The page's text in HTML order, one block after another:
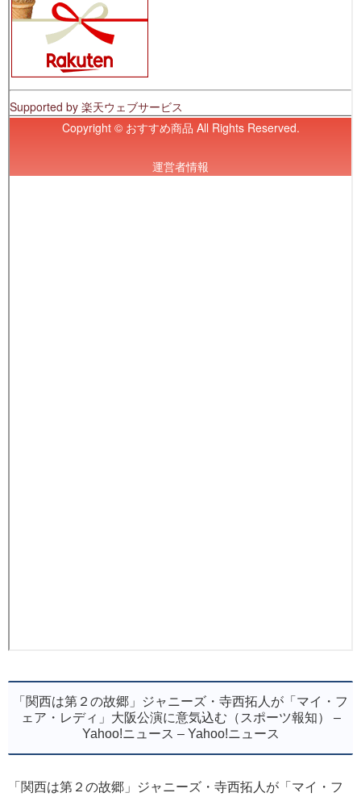
「関西は第２の故郷」ジャニーズ・寺西拓人が「マイ・フ
ェア・レディ」大阪公演に意気込む（スポーツ報知） –
Yahoo!ニュース – Yahoo!ニュース
「関西は第２の故郷」ジャニーズ・寺西拓人が「マイ・フ